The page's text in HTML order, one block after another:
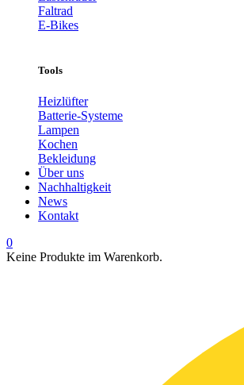
Faltrad
E-Bikes
Tools
Heizlüfter
Batterie-Systeme
Lampen
Kochen
Bekleidung
Über uns
Nachhaltigkeit
News
Kontakt
0
Keine Produkte im Warenkorb.